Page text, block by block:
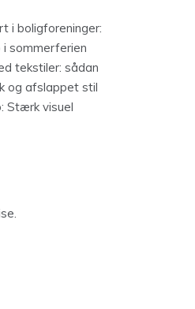
i boligforeninger:
sommerferien
tekstiler: sådan
og afslappet stil
Stærk visuel